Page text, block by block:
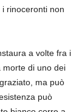
i rinoceronti non
a volte fra i
morte di uno dei
ma può
può